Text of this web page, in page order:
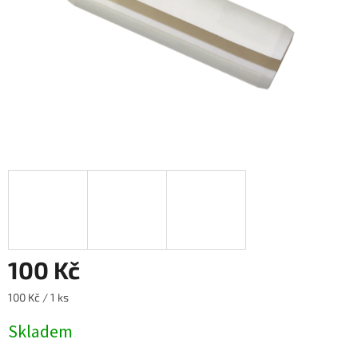
100 Kč
Měrná
100 Kč / 1 ks
Skladem